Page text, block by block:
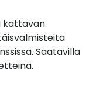
kattavan
Saatavilla